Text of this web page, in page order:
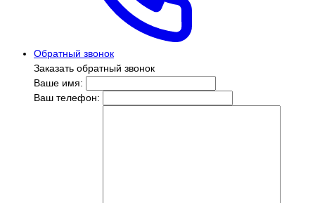
Обратный звонок
Заказать обратный звонок
Ваше имя:
Ваш телефон: